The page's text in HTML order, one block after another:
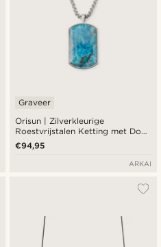
Orisun | Zilverkleurige
Roestvrijstalen Ketting met Dog
Tag van Apatiet
Graveer
€94,95
ARKAI